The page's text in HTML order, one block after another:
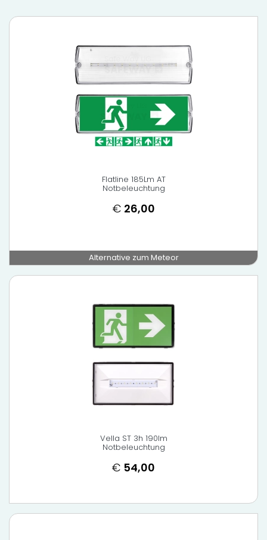
Flatline 185Lm AT
Notbeleuchtung
€ 26,00
Alternative zum Meteor
Vella ST 3h 190lm
Notbeleuchtung
€ 54,00